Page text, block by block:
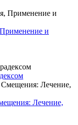
и
Лечение,